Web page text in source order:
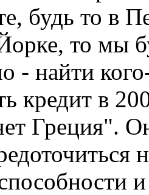
будь то в
то мы
- найти
кредит в
Греция".